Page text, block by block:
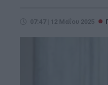
07:47 | 12 Μαΐου 2025